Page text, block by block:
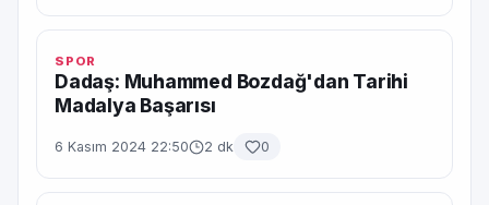
SPOR
Dadaş: Muhammed Bozdağ'dan Tarihi
Madalya Başarısı
6 Kasım 2024 22:50 2 dk 0